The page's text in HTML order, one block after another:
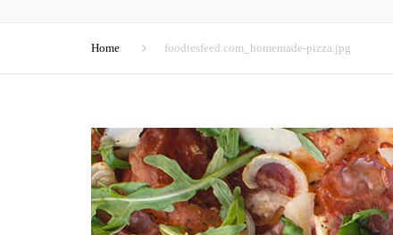
Home foodiesfeed.com_homemade-pizza.jpg